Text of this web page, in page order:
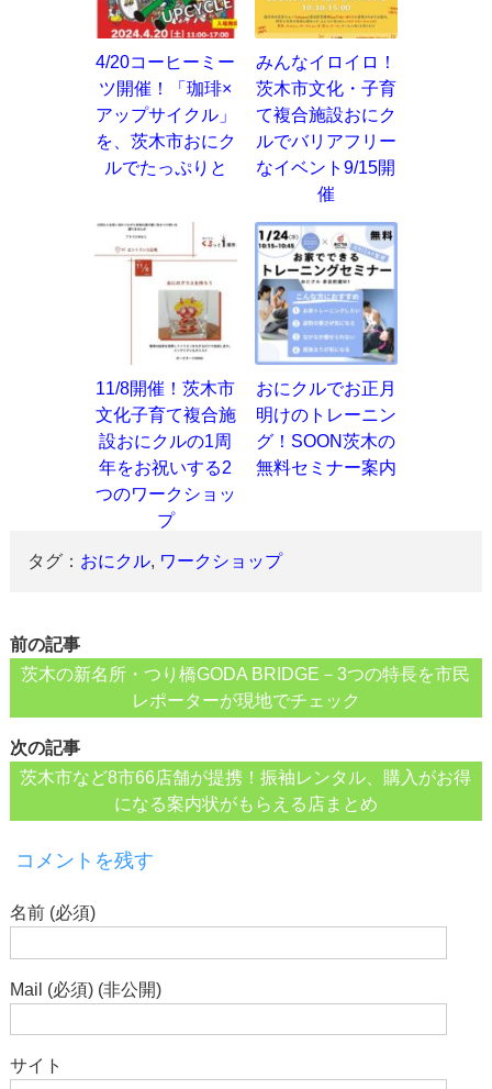
4/20コーヒーミー
ツ開催！「珈琲×
アップサイクル」
を、茨木市おにク
ルでたっぷりと
みんなイロイロ！
茨木市文化・子育
て複合施設おにク
ルでバリアフリー
なイベント9/15開
催
11/8開催！茨木市
文化子育て複合施
設おにクルの1周
年をお祝いする2
つのワークショッ
プ
おにクルでお正月
明けのトレーニン
グ！SOON茨木の
無料セミナー案内
タグ： おにクル, ワークショップ
前の記事
茨木の新名所・つり橋GODA BRIDGE－3つの特長を市民
レポーターが現地でチェック
次の記事
茨木市など8市66店舗が提携！振袖レンタル、購入がお得
になる案内状がもらえる店まとめ
コメントを残す
名前 (必須)
Mail (必須) (非公開)
サイト